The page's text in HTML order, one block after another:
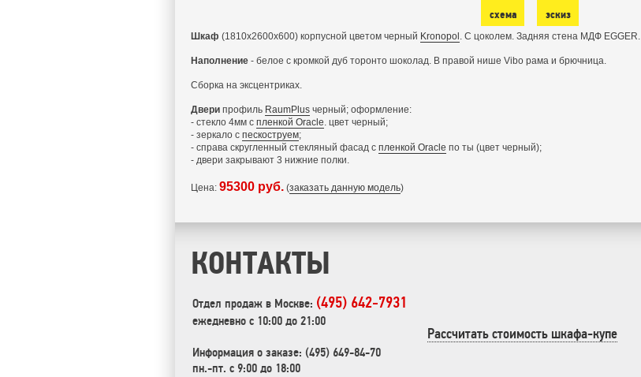
схема эскиз
Шкаф (1810x2600x600) корпусной цветом черный Kronopol . С цоколем. Задняя стена МДФ EGGER.
Наполнение - белое с кромкой дуб торонто шоколад. В правой нише Vibo рама и брючница.
Сборка на эксцентриках.
Двери профиль RaumPlus черный; оформление:
- стекло 4мм с пленкой Oracle. цвет черный;
- зеркало с пескоструем;
- справа скругленный стекляный фасад с пленкой Oracle по ты (цвет черный);
- двери закрывают 3 нижние полки.
Цена: 95300 руб. (заказать данную модель)
КОНТАКТЫ
Отдел продаж в Москве: (495) 642-7931
ежедневно с 10:00 до 21:00
Информация о заказе: (495) 649-84-70
пн.-пт. с 9:00 до 18:00
Рассчитать стоимость шкафа-купе